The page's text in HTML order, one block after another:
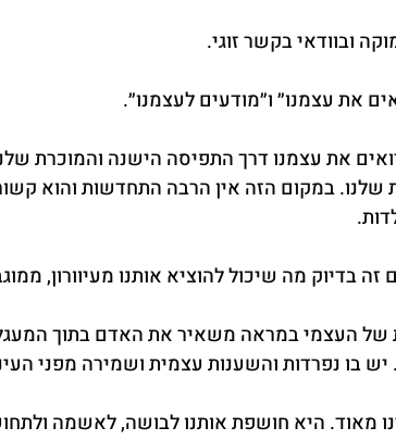
ובוודאי בקשר זוגי.
את עצמנו״ ו״מודעים לעצמנו״.
את עצמנו דרך התפיסה הישנה והמוכרת
שלנו. במקום הזה אין הרבה התחדשות והוא
בדיוק מה שיכול להוציא אותנו מעיוורון,
העצמי במראה משאיר את האדם בתוך
בו נפרדות והשענות עצמית ושמירה מפני
מאוד. היא חושפת אותנו לבושה, לאשמה